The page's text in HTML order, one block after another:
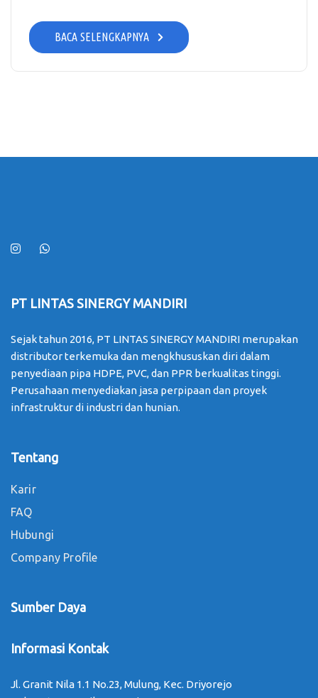
BACA SELENGKAPNYA
PT LINTAS SINERGY MANDIRI
Sejak tahun 2016, PT LINTAS SINERGY MANDIRI merupakan
distributor terkemuka dan mengkhususkan diri dalam
penyediaan pipa HDPE, PVC, dan PPR berkualitas tinggi.
Perusahaan menyediakan jasa perpipaan dan proyek
infrastruktur di industri dan hunian.
Tentang
Karir
FAQ
Hubungi
Company Profile
Sumber Daya
Informasi Kontak
Jl. Granit Nila 1.1 No.23, Mulung, Kec. Driyorejo